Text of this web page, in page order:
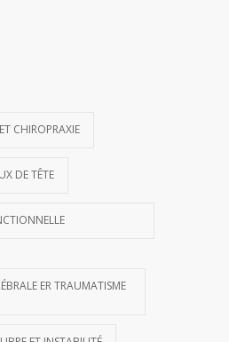
CHIROPRAXIE
DE TÊTE
ER TRAUMATISME